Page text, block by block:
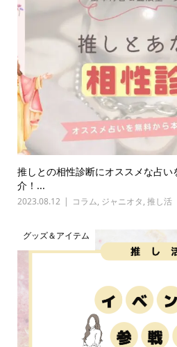
推しとの相性診断にオススメな占
介！...
2023.08.12 コラム, ジャニオタ, 推し活
グッズ＆アイテム